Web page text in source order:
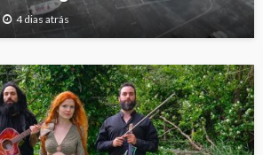
4 dias atrás